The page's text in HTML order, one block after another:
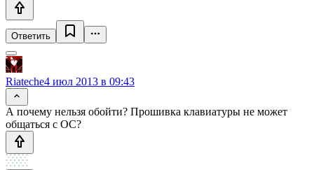
Ответить
Riateche4 июл 2013 в 09:43
А почему нельзя обойти? Прошивка клавиатуры не может
общаться с ОС?